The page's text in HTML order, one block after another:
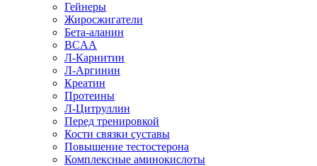
Гейнеры
Жиросжигатели
Бета-аланин
BCAA
Л-Карнитин
Л-Аргинин
Креатин
Протеины
Л-Цитруллин
Перед тренировкой
Кости связки суставы
Повышение тестостерона
Комплексные аминокислоты